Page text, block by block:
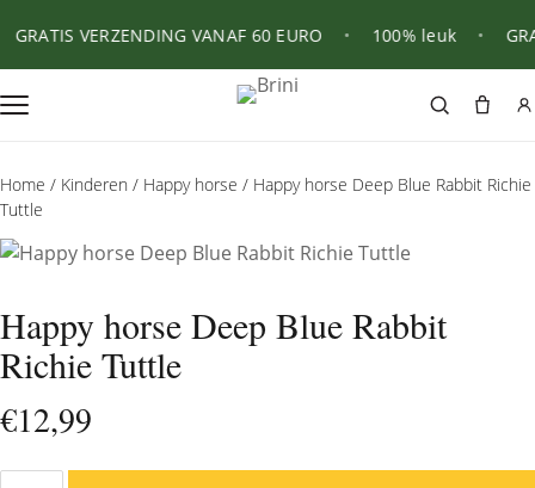
GRATIS VERZENDING VANAF 60 EURO 100% leuk
Home / Kinderen / Happy horse / Happy horse Deep Blue Rabbit Richie
Tuttle
Happy horse Deep Blue Rabbit
Richie Tuttle
€12,99